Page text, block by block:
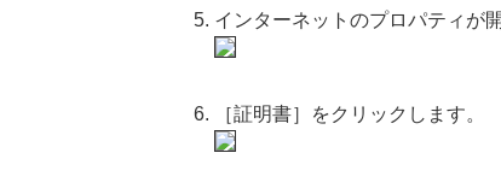
インターネットのプロパティが
［証明書］をクリックします。